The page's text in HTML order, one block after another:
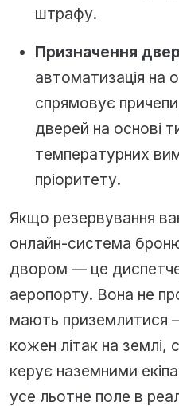
штрафу.
Призначення
автоматизація на
спрямовує
дверей на основі
температурних
пріоритету.
Якщо резервування
онлайн-система
двором — це
аеропорту. Вона не
мають приземлитися
кожен літак на землі,
керує наземними
усе льотне поле в